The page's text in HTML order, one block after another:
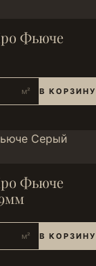
Фьюче
м² В КОРЗИНУ
Фьюче
м² В КОРЗИНУ